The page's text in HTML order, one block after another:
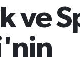
14
%0.87
ve